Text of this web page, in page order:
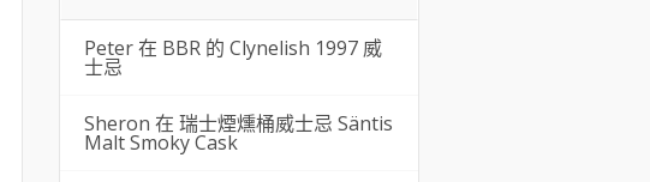
Peter 在 BBR 的 Clynelish 1997 威
士忌
Sheron 在 瑞士煙燻桶威士忌 Säntis
Malt Smoky Cask